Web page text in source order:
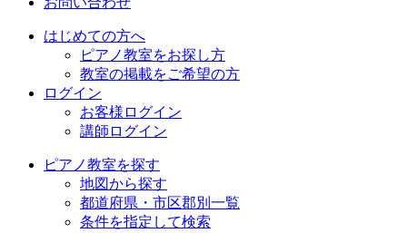
はじめての方へ
ピアノ教室をお探し方
教室の掲載をご希望の方
ログイン
お客様ログイン
講師ログイン
ピアノ教室を探す
地図から探す
都道府県・市区郡別一覧
条件を指定して検索